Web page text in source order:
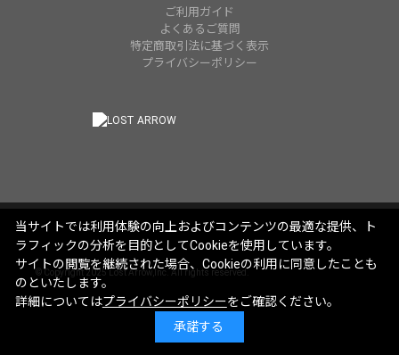
ご利用ガイド
よくあるご質問
特定商取引法に基づく表示
プライバシーポリシー
© Copyright 2025 Lost Arrow,Inc. All rights reserved.
当サイトでは利用体験の向上およびコンテンツの最適な提供、ト
ラフィックの分析を目的としてCookieを使用しています。
サイトの閲覧を継続された場合、Cookieの利用に同意したことも
のといたします。
詳細についてはプライバシーポリシーをご確認ください。
承諾する